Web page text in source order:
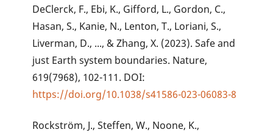
DeClerck, F., Ebi, K., Gifford, L., Gordon, C.,
Hasan, S., Kanie, N., Lenton, T., Loriani, S.,
Liverman, D., ..., & Zhang, X. (2023). Safe and
just Earth system boundaries. Nature,
619(7968), 102-111. DOI:
https://doi.org/10.1038/s41586-023-06083-8
Rockström, J., Steffen, W., Noone, K.,